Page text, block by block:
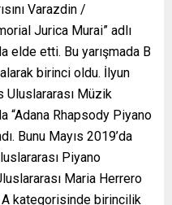
Varazdin /
Jurica Murai” adlı
elde etti. Bu yarışmada B
birinci oldu. İlyun
Uluslararası Müzik
“Adana Rhapsody Piyano
Bunu Mayıs 2019’da
Piyano
Maria Herrero
A kategorisinde birincilik